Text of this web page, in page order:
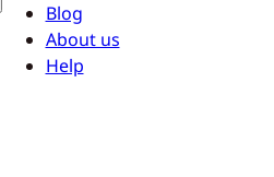
Blog
About us
Help